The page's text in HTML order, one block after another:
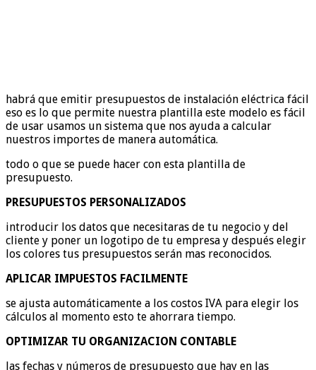
habrá que emitir presupuestos de instalación eléctrica fácil
eso es lo que permite nuestra plantilla este modelo es fácil
de usar usamos un sistema que nos ayuda a calcular
nuestros importes de manera automática.
todo o que se puede hacer con esta plantilla de
presupuesto.
PRESUPUESTOS PERSONALIZADOS
introducir los datos que necesitaras de tu negocio y del
cliente y poner un logotipo de tu empresa y después elegir
los colores tus presupuestos serán mas reconocidos.
APLICAR IMPUESTOS FACILMENTE
se ajusta automáticamente a los costos IVA para elegir los
cálculos al momento esto te ahorrara tiempo.
OPTIMIZAR TU ORGANIZACION CONTABLE
las fechas y números de presupuesto que hay en las